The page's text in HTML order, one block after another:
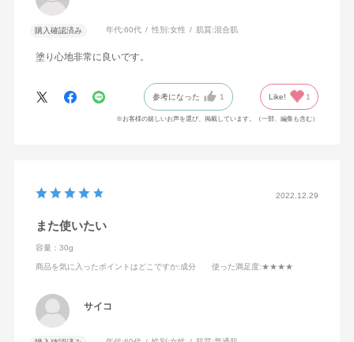
購入確認済み 年代:60代 性別:女性 肌質:混合肌
塗り心地非常に良いです。
参考になった 1 Like! 1
※お客様の嬉しいお声を選び、掲載しています。（一部、編集も含む）
2022.12.29
また使いたい
容量：30g
商品を気に入ったポイントはどこですか:成分 使った満足度:★★★★
サイコ